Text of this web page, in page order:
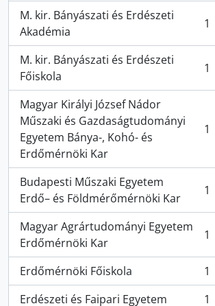
M. kir. Bányászati és Erdészeti
Akadémia
, 1 resultados 1
M. kir. Bányászati és Erdészeti
Főiskola
, 1 resultados 1
Magyar Királyi József Nádor
Műszaki és Gazdaságtudományi
Egyetem Bánya-, Kohó- és
Erdőmérnöki Kar
, 1 resultados 1
Budapesti Műszaki Egyetem
Erdő– és Földmérőmérnöki Kar
, 1 resultados 1
Magyar Agrártudományi Egyetem
Erdőmérnöki Kar
, 1 resultados 1
Erdőmérnöki Főiskola
, 1 resultados
1
Erdészeti és Faipari Egyetem
1